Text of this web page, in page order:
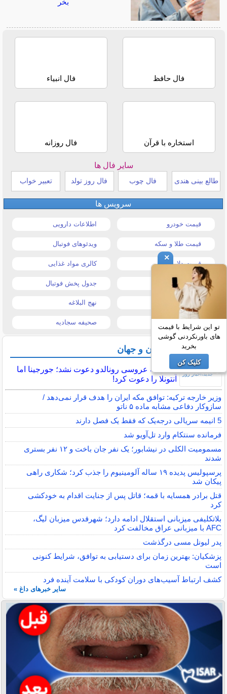
بخر
فال حافظ فال انبیاء
استخاره با قرآن فال روزانه
سایر فال ها
طالع بینی هندی فال چوب فال روز تولد تعبیر خواب
سرویس ها
قیمت خودرو اطلاعات دارویی
قیمت طلا و سکه ویدئوهای فوتبال
قیمت دلار کالری مواد غذایی
قیمت موبایل جدول پخش فوتبال
قیمت تبلت نهج البلاغه
تیتر روزنامه ها صحیفه سجادیه
آخرین اخبار ایران و جهان
مسی به عروسی رونالدو دعوت نشد؛ جورجینا اما
آنتونلا را دعوت کرد!
وزیر خارجه ترکیه: توافق مکه ایران را هدف قرار نمی‌دهد /
سازوکار دفاعی مشابه ماده ۵ ناتو
5 انیمه سریالی درجه‌یک که فقط یک فصل دارند
فرمانده سنتکام وارد تل‌آویو شد
مسمومیت الکلی در نیشابور؛ یک نفر جان باخت و ۱۲ نفر بستری
شدند
پرسپولیس پدیده ۱۹ ساله آلومینیوم را جذب کرد؛ شکاری راهی
پیکان شد
قتل برادر همسایه با قمه؛ قاتل پس از جنایت اقدام به خودکشی
کرد
بلاتکلیفی میزبانی استقلال ادامه دارد؛ شهرقدس میزبان لیگ،
AFC با میزبانی عراق مخالفت کرد
پدر لیونل مسی درگذشت
پزشکیان: بهترین زمان برای دستیابی به توافق، شرایط کنونی
است
کشف ارتباط آسیب‌های دوران کودکی با سلامت آینده فرد
سایر خبرهای داغ »
×
تو این شرایط با قیمت
های باورنکردنی گوشی
بخرید
کلیک کن